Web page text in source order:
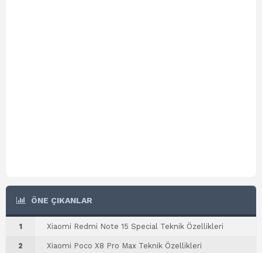
ÖNE ÇIKANLAR
1 Xiaomi Redmi Note 15 Special Teknik Özellikleri
2 Xiaomi Poco X8 Pro Max Teknik Özellikleri